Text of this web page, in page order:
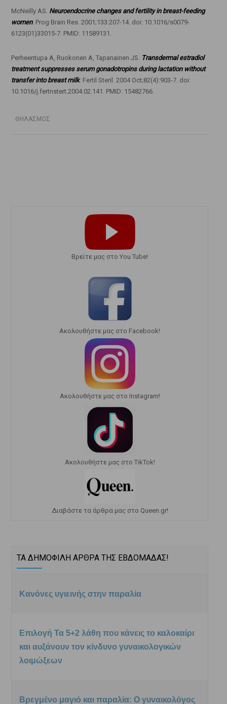
McNeilly AS. Neuroendocrine changes and fertility in breast-feeding
women. Prog Brain Res. 2001;133:207-14. doi: 10.1016/s0079-
6123(01)33015-7. PMID: 11589131.
Perheentupa A, Ruokonen A, Tapanainen JS. Transdermal estradiol
treatment suppresses serum gonadotropins during lactation without
transfer into breast milk. Fertil Steril. 2004 Oct;82(4):903-7. doi:
10.1016/j.fertnstert.2004.02.141. PMID: 15482766.
ΘΗΛΑΣΜΟΣ
Bρείτε μας στο You Tube!
Ακολουθήστε μας στο Facebook!
Ακολουθήστε μας στο Instagram!
Ακολουθήστε μας στο TikTok!
Διαβάστε τα άρθρα μας στο Queen.gr!
ΤΑ ΔΗΜΟΦΙΛΗ ΑΡΘΡΑ ΤΗΣ ΕΒΔΟΜΑΔΑΣ!
Κανόνες υγιεινής στην παραλία
Επιλογή Τα 5+2 λάθη που κάνεις το καλοκαίρι
και αυξάνουν τον κίνδυνο γυναικολογικών
λοιμώξεων
Βρεγμένο μαγιό και παραλία: Ο γυναικολόγος